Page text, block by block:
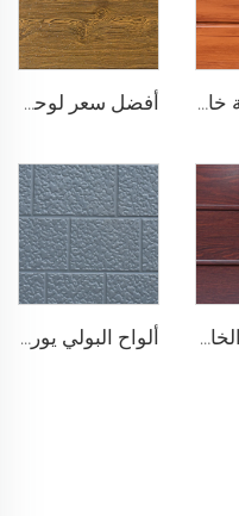
ألواح زخرفية خارجية مقاومة للماء من البولي يوريثين رغوي ساندويشي مقاومة للغرف الباردة ألواح جدارية معدنية أفضل سعر لوحة جدارية خارجية مع عزل حراري لوحة سقف خارجي لوحة رغوة بولي يوريثين صلبة للمنازل الصغيرة
ألواح الزينة الخارجية المركبة من رغوة البولي يوريثين ألواح معدنية مركبة للجدران الخارجية لإعادة تجديد المنزل ألواح البولي يوريثين المزدوجة المنحوتة من المعادن، ألواح تزيينية للجدران الخارجية مع عزل حراري من رغوة البولي يوريثين لبيوت صغيرة